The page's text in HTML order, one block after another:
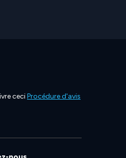
ceciProcédure d'avis